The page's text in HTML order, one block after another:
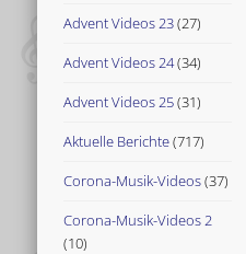
Advent Videos 23(27)
Advent Videos 24(34)
Advent Videos 25(31)
Aktuelle Berichte(717)
Corona-Musik-Videos(37)
Corona-Musik-Videos 2
(10)